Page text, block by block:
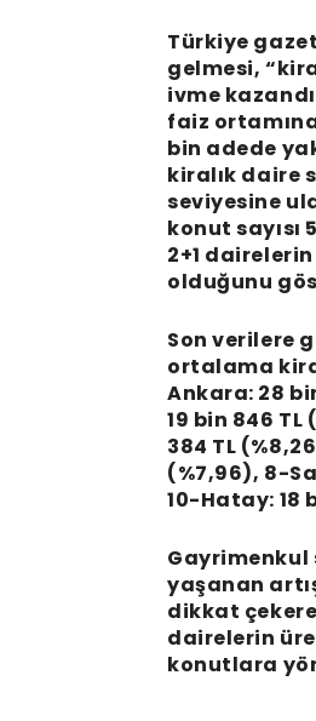
Türkiye
gelmesi,
ivme
faiz
bin adede
kiralık daire
seviyesine
konut sayısı
2+1
olduğunu
Son verilere
ortalama
Ankara: 28
19 bin 846
384 TL
(%7,96), 8-
10-Hatay: 18
yaşanan
dikkat
dairelerin
konutlara